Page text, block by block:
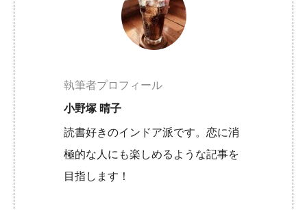
執筆者プロフィール
小野塚 晴子
読書好きのインドア派です。恋に消
極的な人にも楽しめるような記事を
目指します！